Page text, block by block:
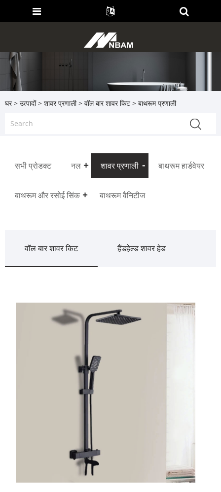
घर > उत्पादों> शावर प्रणाली> वॉल बार शावर किट > बाथरूम प्रणाली
सभी प्रोडक्ट नल शावर प्रणाली बाथरूम हार्डवेयर
बाथरूम और रसोई सिंक बाथरूम वैनिटीज
वॉल बार शावर किट हैंडहेल्ड शावर हेड